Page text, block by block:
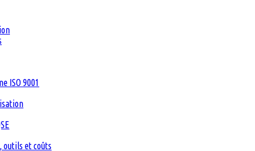
ISO 9001
outils et coûts